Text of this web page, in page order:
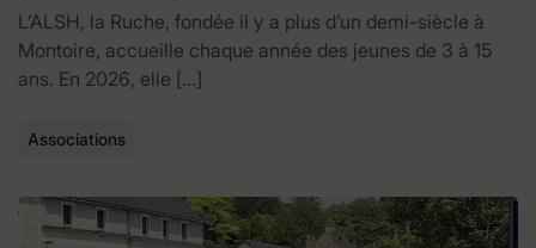
L’ALSH, la Ruche, fondée il y a plus d’un demi-siècle à
Montoire, accueille chaque année des jeunes de 3 à 15
ans. En 2026, elle […]
Associations